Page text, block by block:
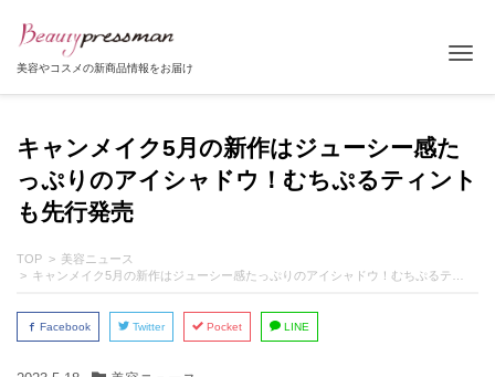
美容やコスメの新商品情報をお届け
キャンメイク5月の新作はジューシー感た
っぷりのアイシャドウ！むちぷるティント
も先行発売
TOP
美容ニュース
キャンメイク5月の新作はジューシー感たっぷりのアイシャドウ！むちぷるティントも先行発売
Facebook Twitter Pocket LINE